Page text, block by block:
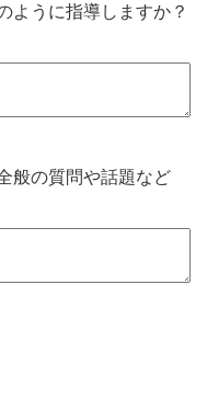
ように指導しますか？
般の質問や話題など